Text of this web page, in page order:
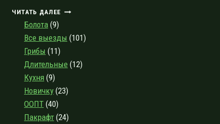
ЧИТАТЬ ДАЛЕЕ ТУРИСТИЧЕСКИЙ
ИНСТРУМЕНТ
ИЛИ
СЕРЬЁЗНОЕ
Болота (9)
Все выезды (101)
Грибы (11)
Длительные (12)
Кухня (9)
Новичку (23)
ООПТ (40)
Пакрафт (24)